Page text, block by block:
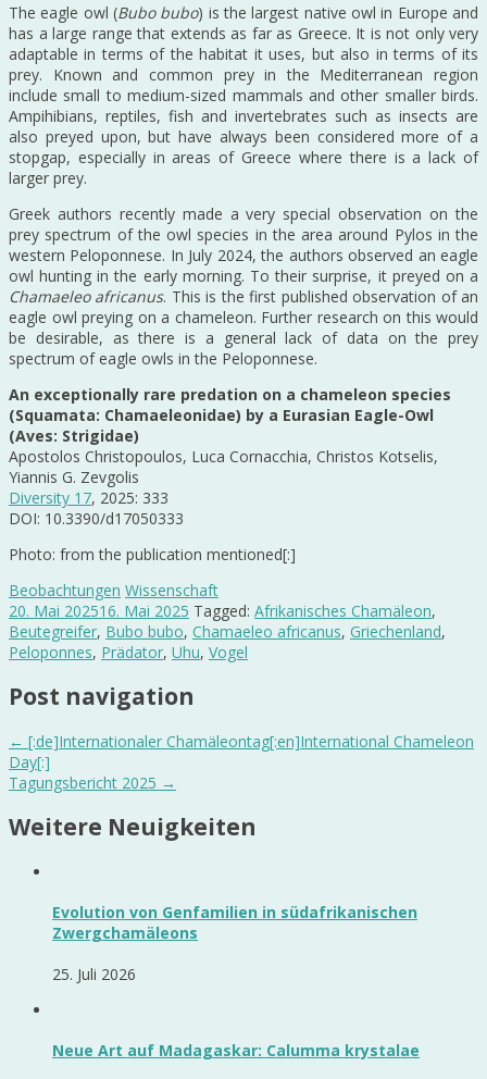
The eagle owl (Bubo bubo) is the largest native owl in Europe and
has a large range that extends as far as Greece. It is not only very
adaptable in terms of the habitat it uses, but also in terms of its
prey. Known and common prey in the Mediterranean region
include small to medium-sized mammals and other smaller birds.
Ampihibians, reptiles, fish and invertebrates such as insects are
also preyed upon, but have always been considered more of a
stopgap, especially in areas of Greece where there is a lack of
larger prey.
Greek authors recently made a very special observation on the
prey spectrum of the owl species in the area around Pylos in the
western Peloponnese. In July 2024, the authors observed an eagle
owl hunting in the early morning. To their surprise, it preyed on a
Chamaeleo africanus. This is the first published observation of an
eagle owl preying on a chameleon. Further research on this would
be desirable, as there is a general lack of data on the prey
spectrum of eagle owls in the Peloponnese.
An exceptionally rare predation on a chameleon species
(Squamata: Chamaeleonidae) by a Eurasian Eagle-Owl
(Aves: Strigidae)
Apostolos Christopoulos, Luca Cornacchia, Christos Kotselis,
Yiannis G. Zevgolis
Diversity 17, 2025: 333
DOI: 10.3390/d17050333
Photo: from the publication mentioned[:]
Beobachtungen Wissenschaft
20. Mai 202516. Mai 2025 Tagged: Afrikanisches Chamäleon,
Beutegreifer, Bubo bubo, Chamaeleo africanus, Griechenland,
Peloponnes, Prädator, Uhu, Vogel
Post navigation
← [:de]Internationaler Chamäleontag[:en]International Chameleon
Day[:]
Tagungsbericht 2025 →
Weitere Neuigkeiten
Evolution von Genfamilien in südafrikanischen
Zwergchamäleons
25. Juli 2026
Neue Art auf Madagaskar: Calumma krystalae